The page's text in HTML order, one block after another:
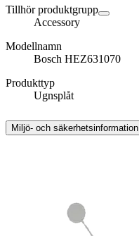
Tillhör produktgrupp
Accessory
Modellnamn
Bosch HEZ631070
Produkttyp
Ugnsplåt
Miljö- och säkerhetsinformation